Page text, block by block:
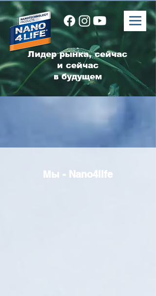
Лидер рынка, сейчас
и сейчас
в будущем
Мы - Nano4life